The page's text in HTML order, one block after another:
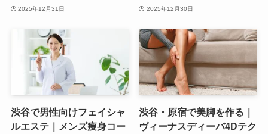
2025年12月31日 2025年12月30日
渋谷で男性向けフェイシャ
ルエステ｜メンズ痩身コー
渋谷・原宿で美脚を作る｜
ヴィーナスディーバ4Dテク